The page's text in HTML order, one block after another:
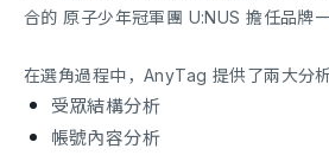
合的 原子少年冠軍團 U:NUS 擔任品牌一
在選角過程中，AnyTag 提供了兩大分
受眾結構分析
帳號內容分析